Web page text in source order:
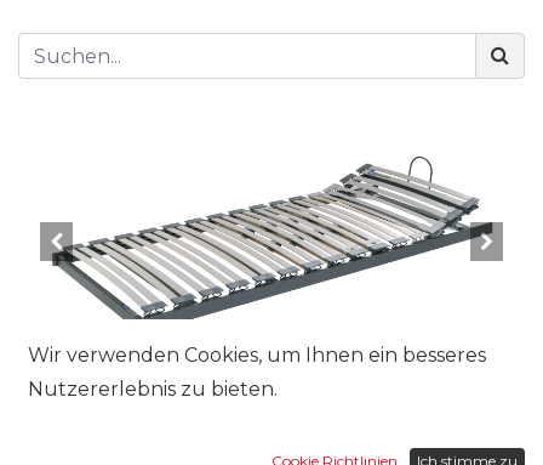
Wir verwenden Cookies, um Ihnen ein besseres
Nutzererlebnis zu bieten.
Cookie Richtlinien Ich stimme zu